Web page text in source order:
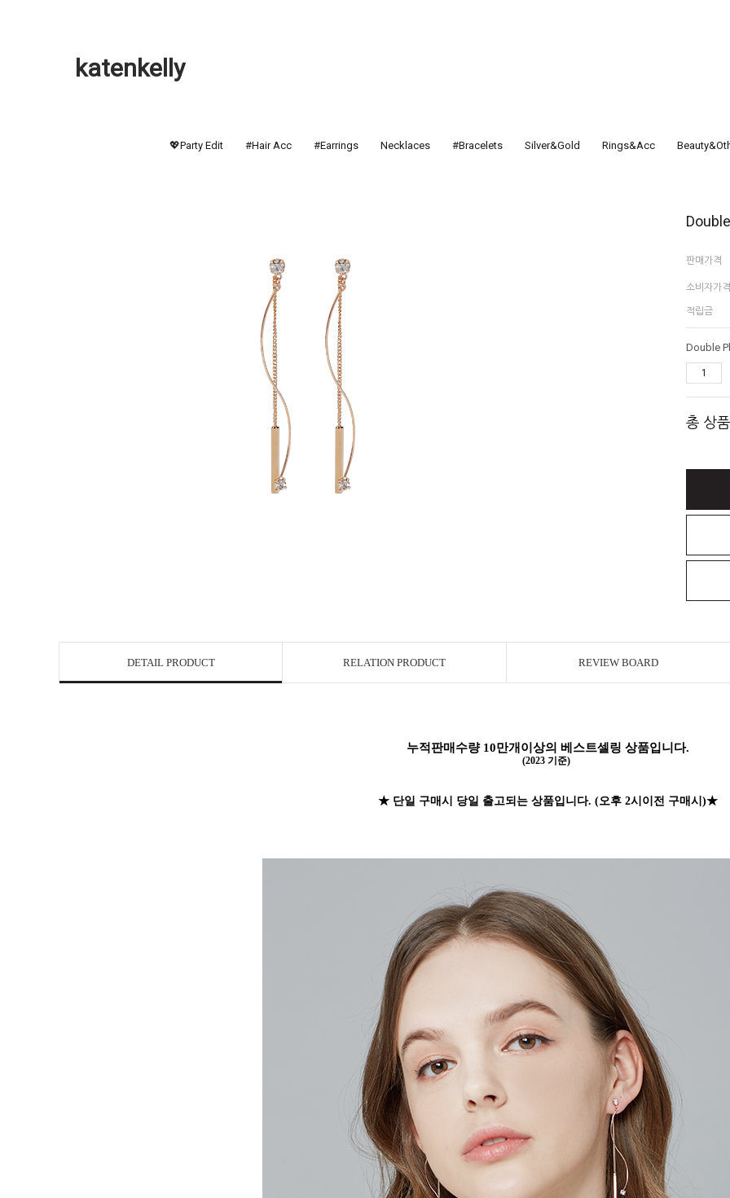
katenkelly
💖Party Edit #Hair Acc #Earrings Necklaces #Bracelets Silver&Gold Rings&Acc
판매가격
소비자가격
적립금
Double
총 상
DETAIL PRODUCT RELATION PRODUCT REVIEW BOARD
누적판매수량 10만개이상의 베스트셀링 상품입니다.
(2023 기준)
★ 단일 구매시 당일 출고되는 상품입니다. (오후 2시이전 구매시)★